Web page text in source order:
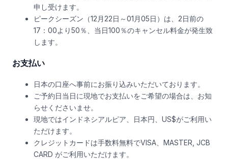
申し受けます。
ピークシーズン（12月22日～01月05日）は、2日前の
17：00より50％、当日100％のキャンセル料金が発生致
します。
お支払い
日本の口座へ事前にお振り込みいただいております。
ご予約日当日に現地でお支払いをご希望の場合は、お知
らせくださいませ。
現地ではインドネシアルピア、日本円、US$がご利用い
ただけます。
クレジットカードは手数料無料でVISA、MASTER, JCB
CARD がご利用いただけます。